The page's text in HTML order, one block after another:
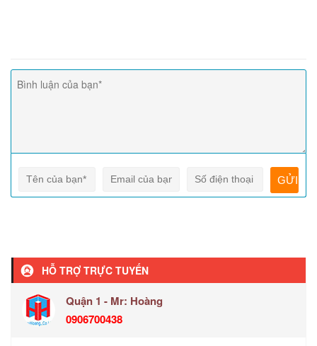
HỖ TRỢ TRỰC TUYẾN
Quận 1 - Mr: Hoàng
0906700438